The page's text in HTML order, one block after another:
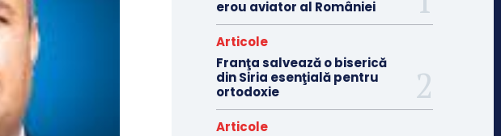
erou aviator al României
Articole
Franţa salvează o biserică
din Siria esenţială pentru
ortodoxie
Articole